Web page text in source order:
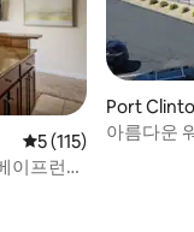
평점 5점(5점 만점),
5 (115)
이프런트
Port
아름다운